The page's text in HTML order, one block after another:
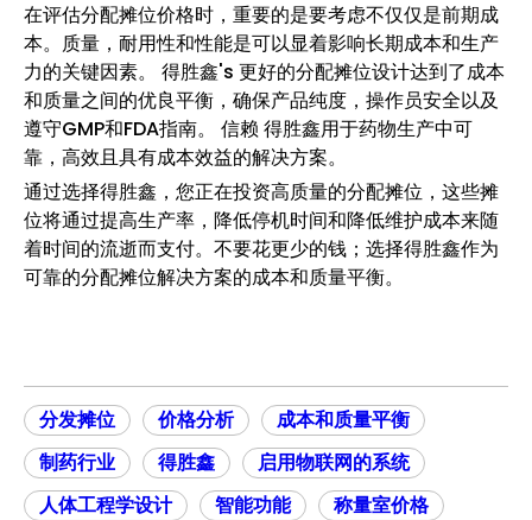
在评估分配摊位价格时，重要的是要考虑不仅仅是前期成
本。质量，耐用性和性能是可以显着影响长期成本和生产
力的关键因素。 得胜鑫's 更好的分配摊位设计达到了成本
和质量之间的优良平衡，确保产品纯度，操作员安全以及
遵守GMP和FDA指南。 信赖 得胜鑫用于药物生产中可
靠，高效且具有成本效益的解决方案。
通过选择得胜鑫，您正在投资高质量的分配摊位，这些摊
位将通过提高生产率，降低停机时间和降低维护成本来随
着时间的流逝而支付。不要花更少的钱；选择得胜鑫作为
可靠的分配摊位解决方案的成本和质量平衡。
分发摊位 价格分析
成本和质量平衡
制药行业
得胜鑫
启用物联网的系统
人体工程学设计
智能功能 称量室价格